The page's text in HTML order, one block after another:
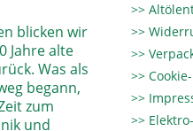
blicken wir
Jahre alte
Was als
begann,
zum
und